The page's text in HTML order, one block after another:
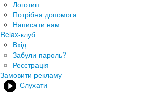
Логотип
Потрібна допомога
Написати нам
Relax-клуб
Вхід
Забули пароль?
Реєстрація
Замовити рекламу
Слухати